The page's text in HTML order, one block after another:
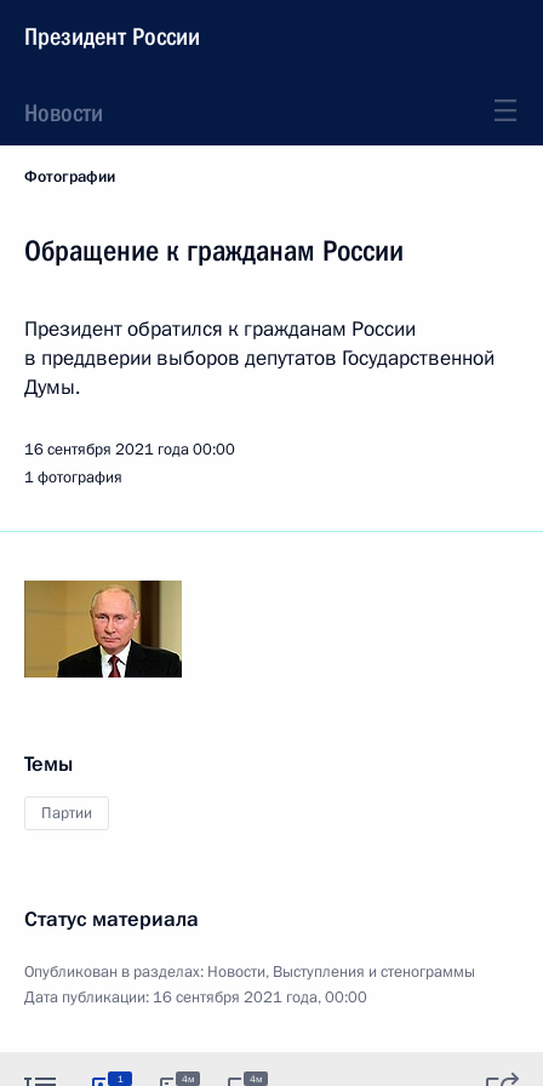
Президент России
Новости
Фотографии
Обращение к гражданам России
Президент обратился к гражданам России
в преддверии выборов депутатов Государственной
Думы.
16 сентября 2021 года00:00
1 фотография
Темы
Партии
Статус материала
Опубликован в разделах: Новости, Выступления и стенограммы
Дата публикации: 16 сентября 2021 года, 00:00
1 4м 4м